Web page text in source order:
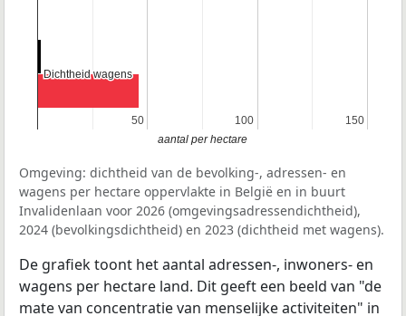
50
50 100
100 150
150
Dichtheid wagens
Dichtheid wagens
aantal per hectare
Omgeving: dichtheid van de bevolking-, adressen- en
wagens per hectare oppervlakte in België en in buurt
Invalidenlaan voor 2026 (omgevingsadressendichtheid),
2024 (bevolkingsdichtheid) en 2023 (dichtheid met wagens).
De grafiek toont het aantal adressen-, inwoners- en
wagens per hectare land. Dit geeft een beeld van "de
mate van concentratie van menselijke activiteiten" in